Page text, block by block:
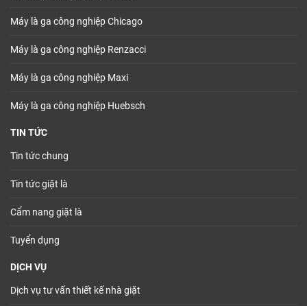
Máy là ga công nghiệp Chicago
Máy là ga công nghiệp Renzacci
Máy là ga công nghiệp Maxi
Máy là ga công nghiệp Huebsch
TIN TỨC
Tin tức chung
Tin tức giặt là
Cẩm nang giặt là
Tuyển dụng
DỊCH VỤ
Dịch vụ tư vấn thiết kế nhà giặt